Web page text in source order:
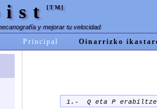
[TM]
y mejorar tu velocidad
Principal Oinarrizko
1.- Q eta P